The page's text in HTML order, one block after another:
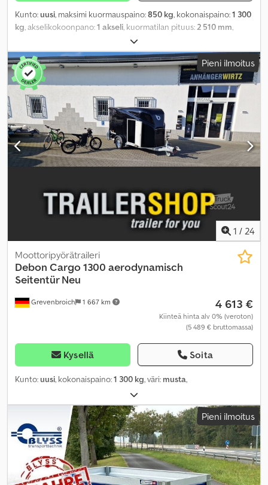
Kunto:uusi, maksimi kuormauspaino:850 kg, kokonaispaino:1 300
kg , akselikokoonpano:1 akseli , kuormatilan pituus: 2 510 mm
, kokonaisleveys:
Pieni ilmoitus
1 / 24
Grevenbroich 1 667 km
Moottoripyörätraileri
Debon Cargo 1300 aerodynamisch
Seitentür Neu
4 613 €
Kiinteä hinta alv 0% (veroton)
(5 489 € bruttomassa)
Kysellä Soita
Kunto:uusi, kokonaispaino:1 300 kg, väri: musta,
Pieni ilmoitus